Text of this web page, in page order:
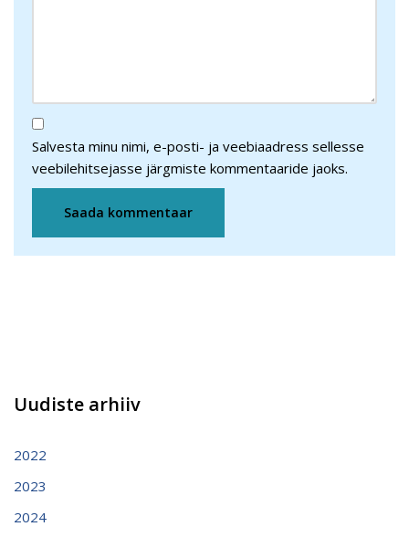
Salvesta minu nimi, e-posti- ja veebiaadress sellesse
veebilehitsejasse järgmiste kommentaaride jaoks.
Uudiste arhiiv
2022
2023
2024